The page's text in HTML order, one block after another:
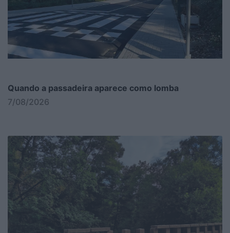
Quando a passadeira aparece como lomba
7/08/2026